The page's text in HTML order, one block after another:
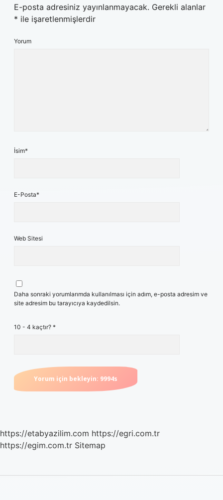
E-posta adresiniz yayınlanmayacak. Gerekli alanlar
* ile işaretlenmişlerdir
Yorum
İsim*
E-Posta*
Web Sitesi
Daha sonraki yorumlarımda kullanılması için adım, e-posta adresim ve
site adresim bu tarayıcıya kaydedilsin.
10 - 4 kaçtır? *
https://etabyazilim.com https://egri.com.tr
https://egim.com.tr Sitemap